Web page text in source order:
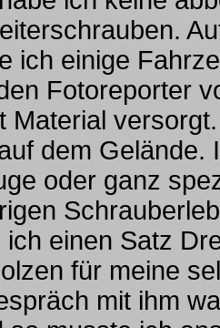
ich einige
Fotoreporter
Material
dem Gelände.
oder ganz
einen Satz
für meine
mit ihm